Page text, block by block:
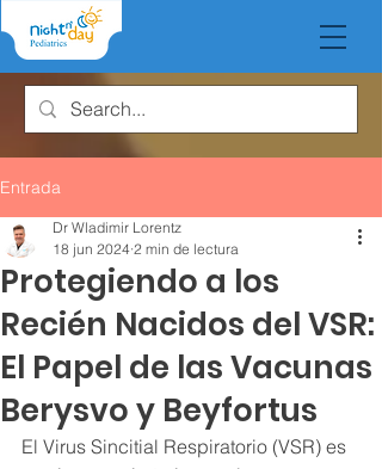
Entrada
Protegiendo a los
Recién Nacidos del VSR:
El Papel de las Vacunas
Berysvo y Beyfortus
Dr Wladimir Lorentz
18 jun 2024 2 min de lectura
El Virus Sincitial Respiratorio (VSR) es